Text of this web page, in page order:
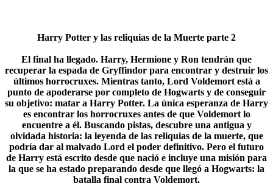
Harry Potter y las reliquias de la Muerte parte 2
El final ha llegado. Harry, Hermione y Ron tendrán que
recuperar la espada de Gryffindor para encontrar y destruir los
últimos horrocruxes. Mientras tanto, Lord Voldemort está a
punto de apoderarse por completo de Hogwarts y de conseguir
su objetivo: matar a Harry Potter. La única esperanza de Harry
es encontrar los horrocruxes antes de que Voldemort lo
encuentre a él. Buscando pistas, descubre una antigua y
olvidada historia: la leyenda de las reliquias de la muerte, que
podría dar al malvado Lord el poder definitivo. Pero el futuro
de Harry está escrito desde que nació e incluye una misión para
la que se ha estado preparando desde que llegó a Hogwarts: la
batalla final contra Voldemort.​